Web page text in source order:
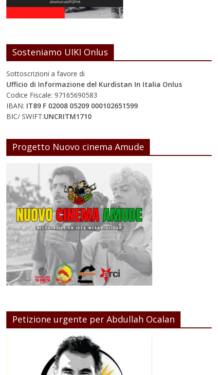
Sosteniamo UIKI Onlus
Sottoscrizioni a favore di
Ufficio di Informazione del Kurdistan In Italia Onlus
Codice Fiscale: 97165690583
IBAN: IT89 F 02008 05209 000102651599
BIC/ SWIFT:UNCRITM1710
Progetto Nuovo cinema Amude
Petizione urgente per Abdullah Ocalan